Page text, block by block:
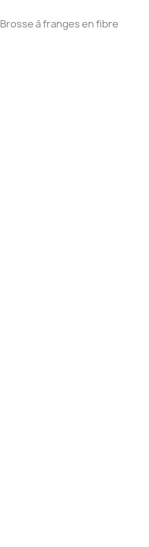
Brosse à franges en fibre